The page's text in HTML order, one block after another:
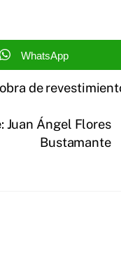
WhatsApp
de
Juan Ángel Flores
Bustamante